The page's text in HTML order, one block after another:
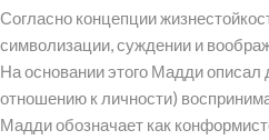
Согласно концепции
символизации, суждении и
На основании этого Мадди описал
отношению к личности)
Мадди обозначает как